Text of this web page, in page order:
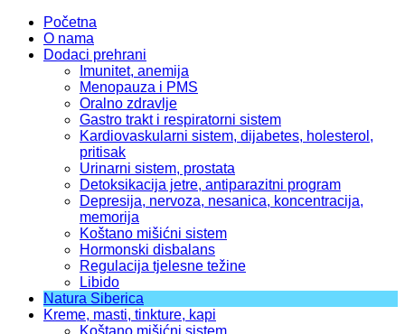
Početna
O nama
Dodaci prehrani
Imunitet, anemija
Menopauza i PMS
Oralno zdravlje
Gastro trakt i respiratorni sistem
Kardiovaskularni sistem, dijabetes, holesterol,
pritisak
Urinarni sistem, prostata
Detoksikacija jetre, antiparazitni program
Depresija, nervoza, nesanica, koncentracija,
memorija
Koštano mišićni sistem
Hormonski disbalans
Regulacija tjelesne težine
Libido
Natura Siberica
Kreme, masti, tinkture, kapi
Koštano mišićni sistem